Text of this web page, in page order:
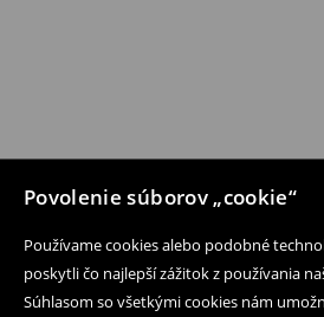
Povolenie súborov „cookie“
Používame cookies alebo podobné
poskytli čo najlepší zážitok z používania
Súhlasom so všetkými cookies nám